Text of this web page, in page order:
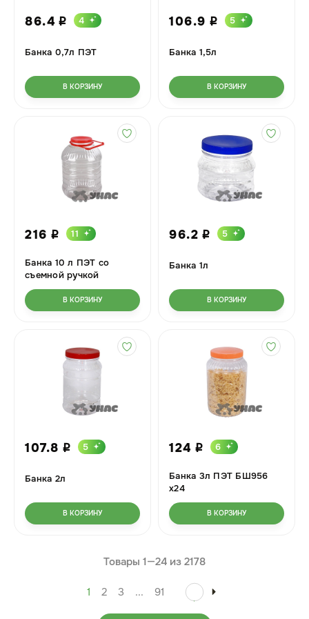
86.4 i 4
Банка 0,7л ПЭТ
В КОРЗИНУ
106.9 i 5
Банка 1,5л
В КОРЗИНУ
216 i 11
Банка 10 л ПЭТ со
съемной ручкой
В КОРЗИНУ
96.2 i 5
Банка 1л
В КОРЗИНУ
107.8 i 5
Банка 2л
В КОРЗИНУ
124 i 6
Банка 3л ПЭТ БШ956
х24
В КОРЗИНУ
Товары 1—24 из 2178
1 2 3 ... 91